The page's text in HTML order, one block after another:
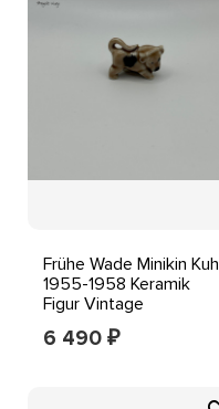
Frühe Wade Minikin Kuh
1955-1958 Keramik
Figur Vintage
Sammlerstück
6 490 ₽